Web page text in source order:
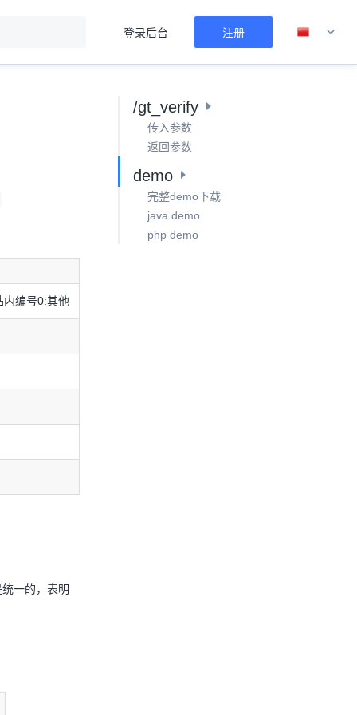
登录后台 注册
/gt_verify
传入参数
返回参数
demo
完整demo下载
java demo
php demo
内编号0:其他
一的，表明